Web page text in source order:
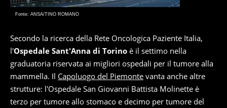
Fonte: ANSA/TINO ROMANO
Secondo la ricerca della Rete Oncologica Paziente Italia,
l'Ospedale Sant'Anna di Torino è il settimo nella
graduatoria riservata ai migliori ospedali per il tumore alla
mammella. Il Capoluogo del Piemonte vanta anche altre
strutture: l'Ospedale San Giovanni Battista Molinette è
terzo per tumore allo stomaco e decimo per tumore del